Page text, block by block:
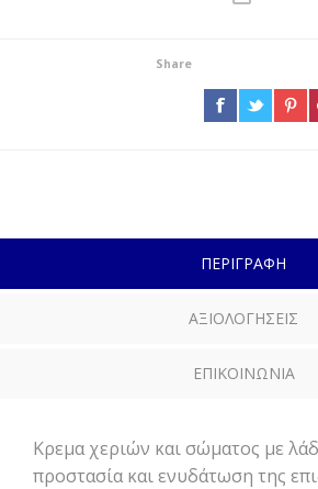
Share
ΠΕΡΙΓΡΑΦΗ
ΑΞΙΟΛΟΓΗΣΕΙΣ
ΕΠΙΚΟΙΝΩΝΙΑ
Κρεμα χεριών και σώματος με
προστασία και ενυδάτωση της